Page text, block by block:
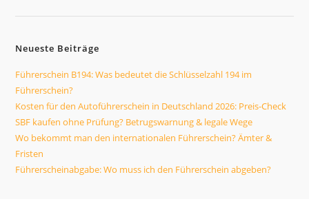
Fakten!
Neueste Beiträge
Führerschein B194: Was bedeutet die Schlüsselzahl 194 im
Führerschein?
Kosten für den Autoführerschein in Deutschland 2026: Preis-Check
SBF kaufen ohne Prüfung? Betrugswarnung & legale Wege
Wo bekommt man den internationalen Führerschein? Ämter &
Fristen
Führerscheinabgabe: Wo muss ich den Führerschein abgeben?